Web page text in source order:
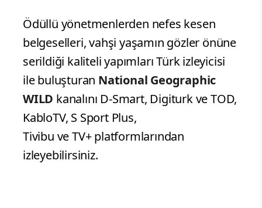
Ödüllü yönetmenlerden nefes kesen
belgeselleri, vahşi yaşamın gözler önüne
serildiği kaliteli yapımları Türk izleyicisi
ile buluşturan National Geographic
WILD kanalını D-Smart, Digiturk ve TOD,
KabloTV, S Sport Plus,
Tivibu ve TV+ platformlarından
izleyebilirsiniz.